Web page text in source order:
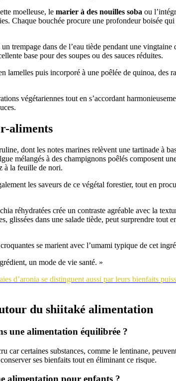
moelleuse, le marier à des nouilles soba ou
Chaque bouchée procure une profondeur boisée
trempage dans de l’eau tiède pendant une vingtaine
base pour des soupes ou des sauces réduites.
lamelles puis incorporé à une poêlée de quinoa, des
végétariennes tout en s’accordant
aliments
dont les notes marines relèvent une tartinade à
mélangés à des champignons poêlés composent
à la feuille de nori.
les saveurs de ce végétal forestier, tout en
réhydratées crée un contraste agréable avec la
glissées dans une salade tiède, peut surprendre tout
se marient avec l’umami typique de cet
un mode de vie santé. »
d’aronia se distinguent aussi par leurs bienfaits
du shiitaké alimentation
une alimentation équilibrée ?
car certaines substances, comme le lentinane,
ses bienfaits tout en éliminant ce risque.